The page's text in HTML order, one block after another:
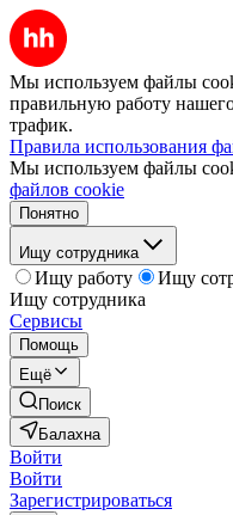
Мы используем файлы
правильную работу
трафик.
Правила использования
Мы используем файлы
файлов cookie
Понятно
Ищу сотрудника
Ищу работу
Ищу
Ищу сотрудника
Сервисы
Помощь
Ещё
Поиск
Балахна
Войти
Войти
Зарегистрироваться